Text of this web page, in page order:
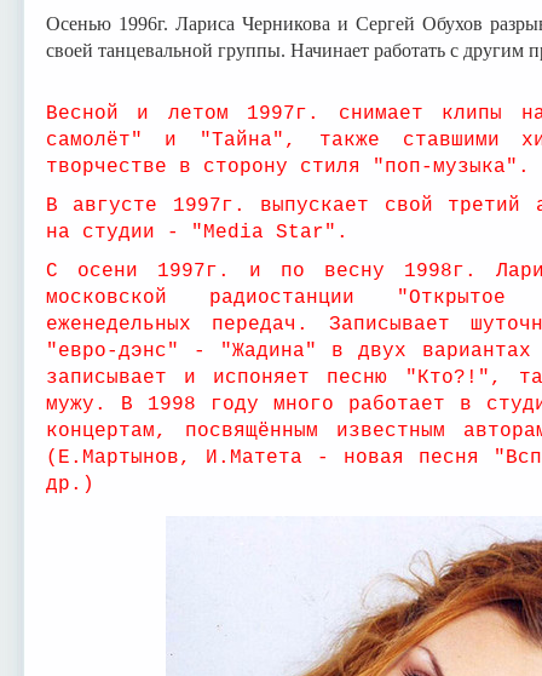
Осенью 1996г. Лариса Черникова и Сергей Обухов
своей танцевальной группы. Начинает работать с другим
Весной и летом 1997г. снимает клипы
самолёт" и "Тайна", также ставшими
творчестве в сторону стиля "поп-музыка".
В августе 1997г. выпускает свой третий
на студии - "Media Star".
С осени 1997г. и по весну 1998г.
московской радиостанции "Открытое
еженедельных передач. Записывает
"евро-дэнс" - "Жадина" в двух вариантах
записывает и испоняет песню "Кто?!",
мужу. В 1998 году много работает в
концертам, посвящённым известным
(Е.Мартынов, И.Матета - новая песня
др.)